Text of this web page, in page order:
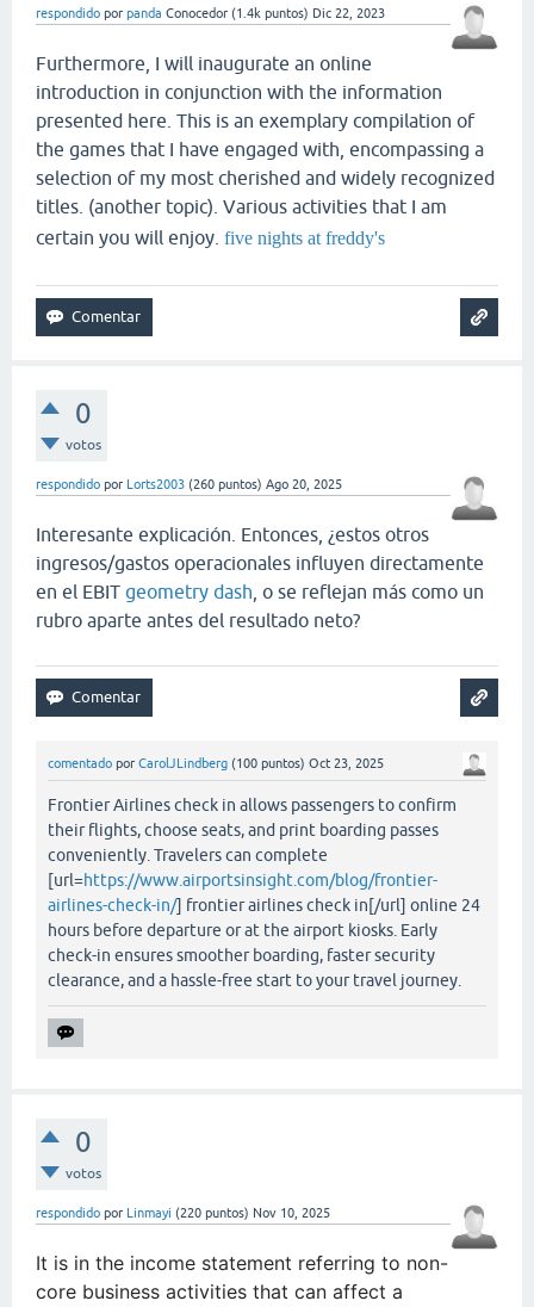
respondido por panda Conocedor (1.4k puntos) Dic 22, 2023
Furthermore, I will inaugurate an online
introduction in conjunction with the information
presented here. This is an exemplary compilation of
the games that I have engaged with, encompassing a
selection of my most cherished and widely recognized
titles. (another topic). Various activities that I am
certain you will enjoy. five nights at freddy's
0
votos
respondido por Lorts2003 (260 puntos) Ago 20, 2025
Interesante explicación. Entonces, ¿estos otros
ingresos/gastos operacionales influyen directamente
en el EBIT geometry dash , o se reflejan más como un
rubro aparte antes del resultado neto?
comentado por CarolJLindberg (100 puntos) Oct 23, 2025
Frontier Airlines check in allows passengers to confirm
their flights, choose seats, and print boarding passes
conveniently. Travelers can complete
[url=https://www.airportsinsight.com/blog/frontier-
airlines-check-in/] frontier airlines check in[/url] online 24
hours before departure or at the airport kiosks. Early
check-in ensures smoother boarding, faster security
clearance, and a hassle-free start to your travel journey.
0
votos
respondido por Linmayi (220 puntos) Nov 10, 2025
It is in the income statement referring to non-
core business activities that can affect a